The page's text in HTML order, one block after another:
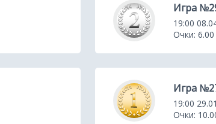
Игра
19:00
Очки: 6.00
Игра
19:00
Очки: